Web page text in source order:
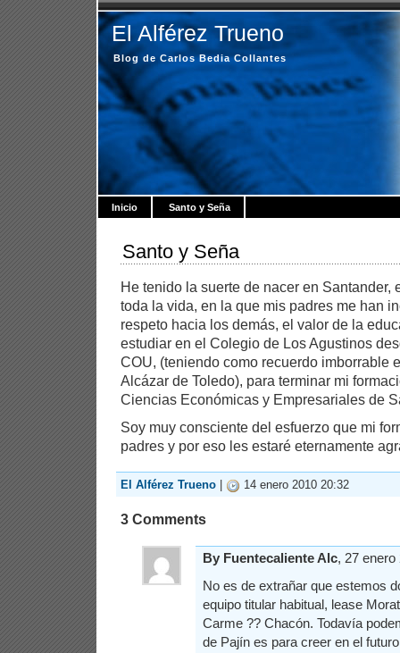
El Alférez Trueno
Blog de Carlos Bedia Collantes
Inicio Santo y Seña
Santo y Seña
He tenido la suerte de nacer en Santander,
toda la vida, en la que mis padres me han
respeto hacia los demás, el valor de la
estudiar en el Colegio de Los Agustinos
COU, (teniendo como recuerdo imborrable
Alcázar de Toledo), para terminar mi
Ciencias Económicas y Empresariales de
Soy muy consciente del esfuerzo que mi
padres y por eso les estaré eternamente
El Alférez Trueno 14 enero 2010 20:32
3 Comments
By Fuentecaliente Alc, 27
No es de extrañar que estemos
equipo titular habitual, lease
Carme ?? Chacón. Todavía
de Pajín es para creer en el